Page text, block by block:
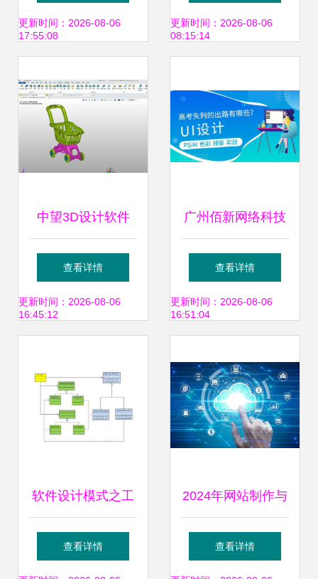
面设计指南
更新时间：2026-08-06
17:55:08
图绘制设计软件v5
评测与操作指南
更新时间：2026-08-06
08:15:14
中望3D设计软件
高效产品三维CAD
设计的专业之选
查看详情
更新时间：2026-08-06
16:45:12
广州佰新网络科技
公司UI设计分析 难
度与质量全面评估
查看详情
更新时间：2026-08-06
16:51:04
软件设计模式之工
厂模式
查看详情
2024年网站制作与
软件设计外包价格
查看详情